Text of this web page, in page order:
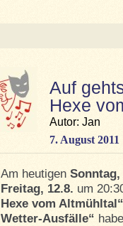
Auf
Hexe
Autor: Jan
7. August 2011
Am heutigen Sonntag,
Freitag, 12.8. um
Hexe vom Altmühltal“
Wetter-Ausfälle“